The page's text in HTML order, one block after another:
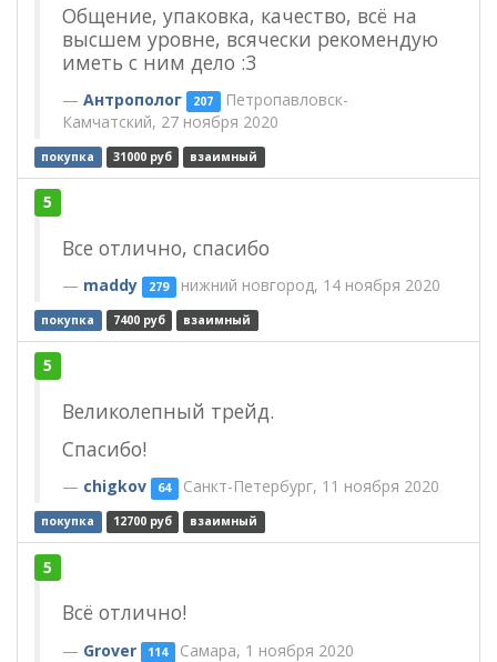
Общение, упаковка, качество, всё на
высшем уровне, всячески рекомендую
иметь с ним дело :3
Антрополог 207 Петропавловск-
Камчатский, 27 ноября 2020
покупка 31000 руб взаимный
5
Все отлично, спасибо
maddy 279 нижний новгород, 14 ноября 2020
покупка 7400 руб взаимный
5
Великолепный трейд.
Спасибо!
chigkov 64 Санкт-Петербург, 11 ноября 2020
покупка 12700 руб взаимный
5
Всё отлично!
Grover 114 Самара, 1 ноября 2020